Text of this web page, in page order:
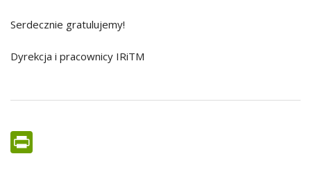
Serdecznie gratulujemy!
Dyrekcja i pracownicy IRiTM